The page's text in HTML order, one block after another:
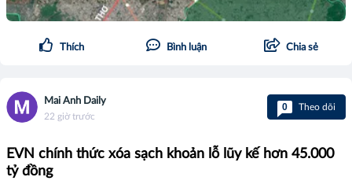
Thích Bình luận Chia sẻ
Mai Anh Daily
22 giờ trước
0 Theo dõi
EVN chính thức xóa sạch khoản lỗ lũy kế hơn 45.000
tỷ đồng